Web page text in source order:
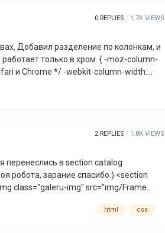
0 REPLIES 1.7K VIEWS
Добавил разделение по колонкам, и
в хром. { -moz-column-
2 REPLIES 1.8K VIEWS
перенеслись в section catalog
зарание спасибо:) <section
кофейных зёрен из Л…
html css